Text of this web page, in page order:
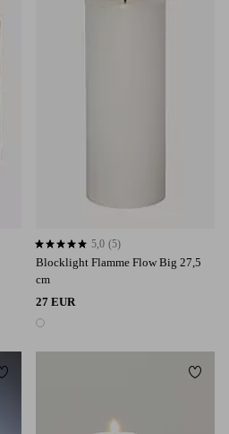
Blocklight Flamme Flow Big 27,5
cm
27 EUR
1 kleur
5,0 op basis van 5 beoordelingen
5,0 (5)
Toevoegen aan favorieten